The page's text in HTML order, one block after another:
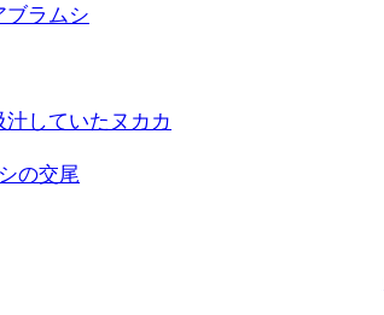
ブラムシ
していたヌカカ
の交尾